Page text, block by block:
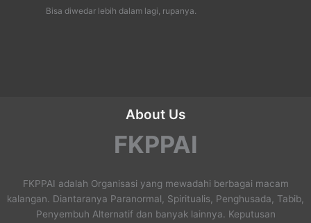
Bisa diwedar lebih dalam lagi, rupanya.
About Us
FKPPAI
FKPPAI adalah Organisasi yang mewadahi berbagai macam
kalangan. Diantaranya Paranormal, Spiritualis, Penghusada, Tabib,
Penyembuh Alternatif dan banyak lainnya. Keputusan